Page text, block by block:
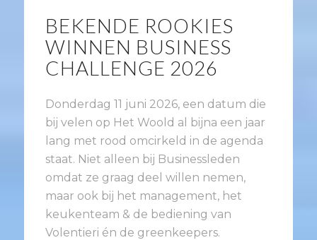
BEKENDE ROOKIES
WINNEN BUSINESS
CHALLENGE 2026
Donderdag 11 juni 2026, een datum die
bij velen op Het Woold al bijna een jaar
lang met rood omcirkeld in de agenda
staat. Niet alleen bij Businessleden
omdat ze graag deel willen nemen,
maar ook bij het management, het
keukenteam & de bediening van
Volentieri én de greenkeepers.